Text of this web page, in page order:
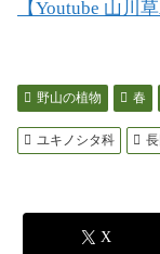
【Youtube 山川
野山の植物 春
ユキノシタ科
X